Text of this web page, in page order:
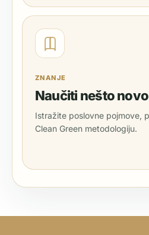
ZNANJE
Naučiti nešto novo
Istražite poslovne pojmove,
Clean Green metodologiju.